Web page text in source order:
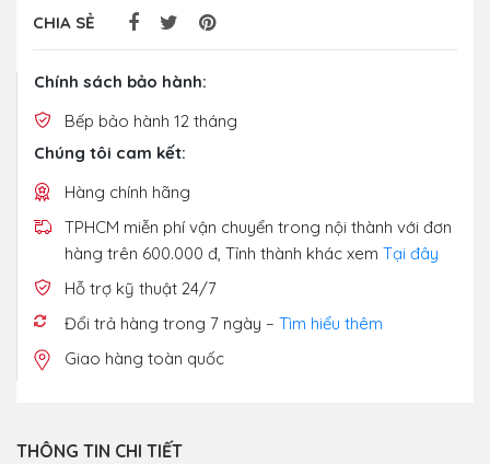
CHIA SẺ
Chính sách bảo hành:
Bếp bảo hành 12 tháng
Chúng tôi cam kết:
Hàng chính hãng
TPHCM miễn phí vận chuyển trong nội thành với đơn
hàng trên 600.000 đ, Tỉnh thành khác xem Tại đây
Hỗ trợ kỹ thuật 24/7
Đổi trả hàng trong 7 ngày – Tìm hiểu thêm
Giao hàng toàn quốc
THÔNG TIN CHI TIẾT